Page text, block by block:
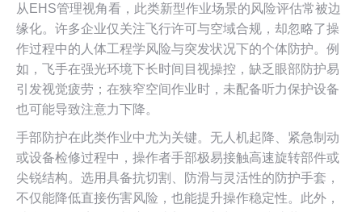
从EHS管理视角看，此类新型作业场景的风险评估常被边
缘化。许多企业仅关注飞行许可与空域合规，却忽略了操
作过程中的人体工程学风险与突发状况下的个体防护。例
如，飞手在强光环境下长时间目视操控，缺乏眼部防护易
引发视觉疲劳；在狭窄空间作业时，未配备听力保护设备
也可能导致注意力下降。
手部防护在此类作业中尤为关键。无人机起降、紧急制动
或设备检修过程中，操作者手部极易接触高速旋转部件或
尖锐结构。选用具备抗切割、防滑与灵活性的防护手套，
不仅能降低直接伤害风险，也能提升操作稳定性。此外，